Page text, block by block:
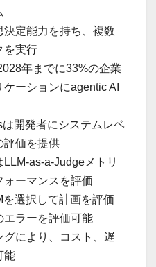
決定能力を持ち、複数
を実行
年までに33%の企業
ーションにagentic AI
開発者にシステムレベ
評価を提供
as-a-Judgeメトリ
ォーマンスを評価
選択して計画を評価
エラーを評価可能
により、コスト、遅
能